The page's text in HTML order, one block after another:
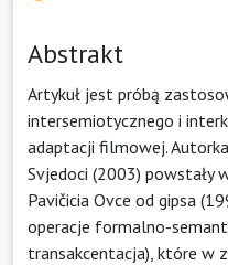
Abstrakt
Artykuł jest próbą
intersemiotycznego i
adaptacji filmowej.
Svjedoci (2003) powstały
Pavičicia Ovce od gipsa
operacje formalno-
transakcentacja), które w